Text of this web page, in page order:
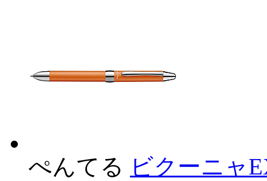
ぺんてる ビクーニャ